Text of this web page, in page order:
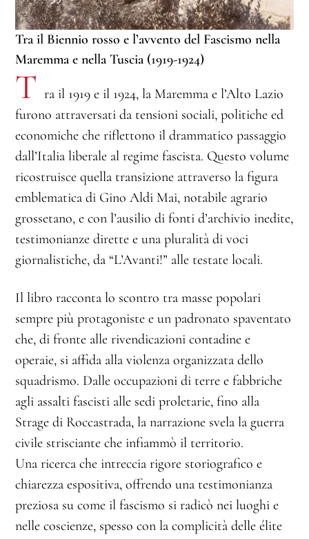
Tra il Biennio rosso e l’avvento del Fascismo nella
Maremma e nella Tuscia (1919-1924)
T ra il 1919 e il 1924, la Maremma e l’Alto Lazio
furono attraversati da tensioni sociali, politiche ed
economiche che riflettono il drammatico passaggio
dall’Italia liberale al regime fascista. Questo volume
ricostruisce quella transizione attraverso la figura
emblematica di Gino Aldi Mai, notabile agrario
grossetano, e con l’ausilio di fonti d’archivio inedite,
testimonianze dirette e una pluralità di voci
giornalistiche, da “L’Avanti!” alle testate locali.
Il libro racconta lo scontro tra masse popolari
sempre più protagoniste e un padronato spaventato
che, di fronte alle rivendicazioni contadine e
operaie, si affida alla violenza organizzata dello
squadrismo. Dalle occupazioni di terre e fabbriche
agli assalti fascisti alle sedi proletarie, fino alla
Strage di Roccastrada, la narrazione svela la guerra
civile strisciante che infiammò il territorio.
Una ricerca che intreccia rigore storiografico e
chiarezza espositiva, offrendo una testimonianza
preziosa su come il fascismo si radicò nei luoghi e
nelle coscienze, spesso con la complicità delle élite